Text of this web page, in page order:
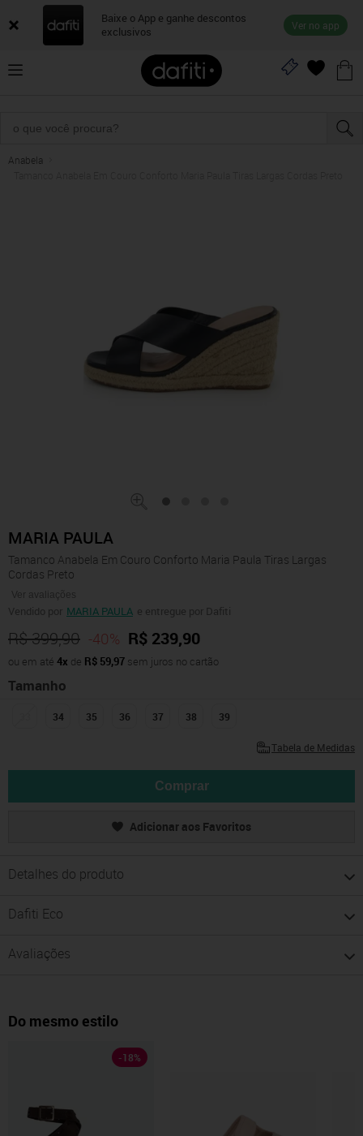
Baixe o App e ganhe descontos
exclusivos
Ver no app
Anabela
MARIA PAULA
Tamanco Anabela Em Couro Conforto Maria Paula Tiras Largas
Cordas Preto
Ver avaliações
Vendido por MARIA PAULA e entregue por Dafiti
R$ 399,90 -40% R$ 239,90
ou em até 4x de R$ 59,97 sem juros no cartão
Tamanho
34 35 36 37 38 39
Tabela de Medidas
Comprar
Adicionar aos Favoritos
Detalhes do produto
Dafiti Eco
Avaliações
Do mesmo estilo
-18%